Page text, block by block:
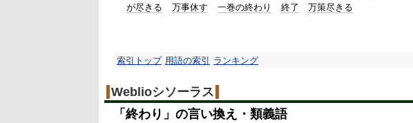
が尽きる
万事休す 一巻の終わり 終了 万策尽きる
索引トップ 用語の索引 ランキング
Weblioシソーラス
「 終わり 」の言い換え・類義語